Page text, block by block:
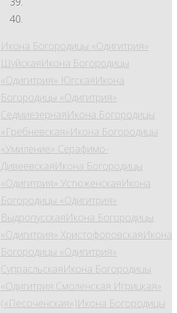
Икона Богородицы «Одигитрия»
ШуйскаяИкона Богородицы
«Одигитрия» ЮгскаяИкона
Богородицы «Одигитрия»
СедмиезернаяИкона Богородицы
«Гребневская»Икона Богородицы
«Умиление» Серафимо-
ДивеевскаяИкона Богородицы
«Одигитрия» УстюженскаяИкона
Богородицы «Одигитрия»
ВыдропусскаяИкона Богородицы
«Одигитрия» ХристофоровскаяИкона
Богородицы «Одигитрия»
СупрасльскаяИкона Богородицы
«Одигитрия Смоленская Игрицкая»
(«Песоченская»)Икона Богородицы